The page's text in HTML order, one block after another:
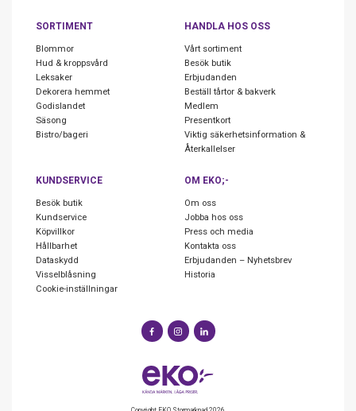
SORTIMENT
Blommor
Hud & kroppsvård
Leksaker
Dekorera hemmet
Godislandet
Säsong
Bistro/bageri
HANDLA HOS OSS
Vårt sortiment
Besök butik
Erbjudanden
Beställ tårtor & bakverk
Medlem
Presentkort
Viktig säkerhetsinformation &
Återkallelser
KUNDSERVICE
Besök butik
Kundservice
Köpvillkor
Hållbarhet
Dataskydd
Visselblåsning
Cookie-inställningar
OM EKO;-
Om oss
Jobba hos oss
Press och media
Kontakta oss
Erbjudanden – Nyhetsbrev
Historia